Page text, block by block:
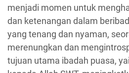
menjadi momen untuk
dan ketenangan dalam
yang tenang dan nyaman,
merenungkan dan
tujuan utama ibadah puasa,